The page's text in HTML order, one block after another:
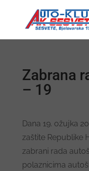
Zabrana
– 19
Dana 19. ožujka
zaštite Republike
zabrani rada
polaznicima